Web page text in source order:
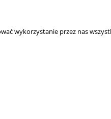
wykorzystanie przez nas